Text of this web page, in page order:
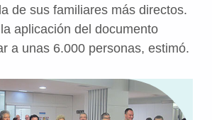
de sus familiares más directos.
aplicación del documento
a unas 6.000 personas, estimó.